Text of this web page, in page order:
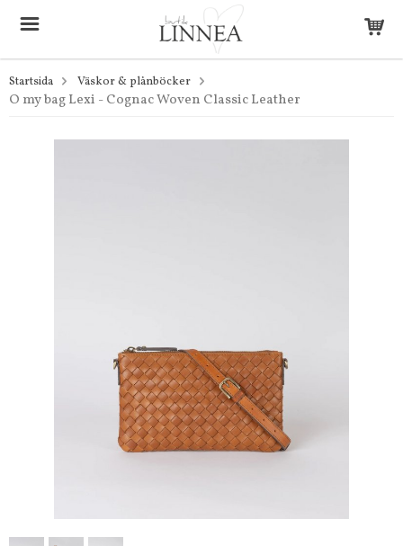
Startsida Väskor & plånböcker
O my bag Lexi - Cognac Woven Classic Leather